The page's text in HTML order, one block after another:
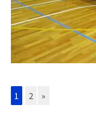
1 2 »